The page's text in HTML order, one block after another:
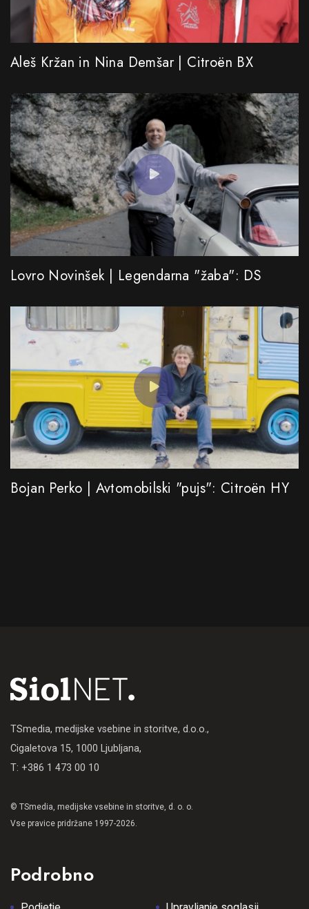
Aleš Kržan in Nina Demšar | Citroën BX
Lovro Novinšek | Legendarna "žaba": DS
Bojan Perko | Avtomobilski "pujs": Citroën HY
TSmedia, medijske vsebine in storitve, d.o.o.,
Cigaletova 15, 1000 Ljubljana,
T: +386 1 473 00 10
© TSmedia, medijske vsebine in storitve, d. o. o.
Vse pravice pridržane 1997-2026.
Podrobno